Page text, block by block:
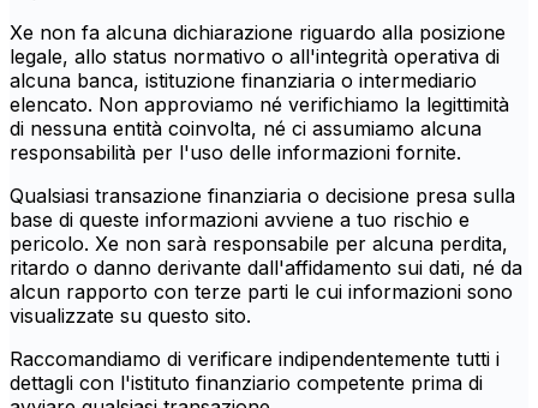
Xe non fa alcuna dichiarazione riguardo alla posizione
legale, allo status normativo o all'integrità operativa di
alcuna banca, istituzione finanziaria o intermediario
elencato. Non approviamo né verifichiamo la legittimità
di nessuna entità coinvolta, né ci assumiamo alcuna
responsabilità per l'uso delle informazioni fornite.
Qualsiasi transazione finanziaria o decisione presa sulla
base di queste informazioni avviene a tuo rischio e
pericolo. Xe non sarà responsabile per alcuna perdita,
ritardo o danno derivante dall'affidamento sui dati, né da
alcun rapporto con terze parti le cui informazioni sono
visualizzate su questo sito.
Raccomandiamo di verificare indipendentemente tutti i
dettagli con l'istituto finanziario competente prima di